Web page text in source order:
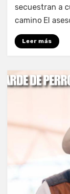
secuestran a
camino El
Leer más